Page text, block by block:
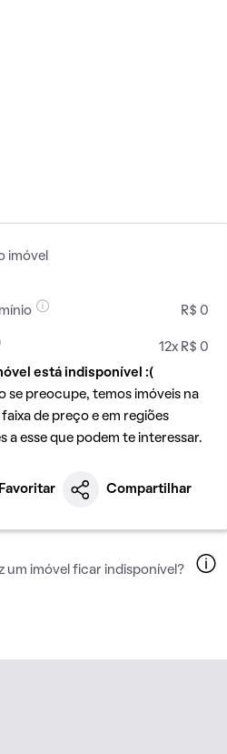
imóvel
R$ 0
12x R$ 0
está indisponível :(
se preocupe, temos imóveis na
faixa de preço e em regiões
a esse que podem te interessar.
Favoritar Compartilhar
um imóvel ficar indisponível?